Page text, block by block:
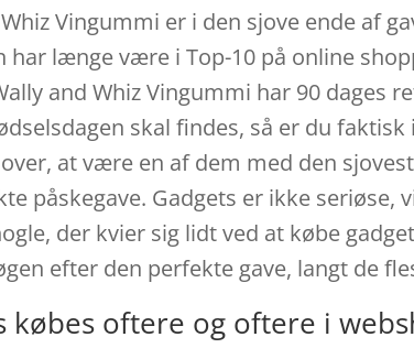
Vingummi er i den sjove ende af
har længe være i Top-10 på online
and Whiz Vingummi har 90 dages
skal findes, så er du
at være en af dem med den
påskegave. Gadgets er ikke seriøse,
der kvier sig lidt ved at købe
efter den perfekte gave, langt de
købes oftere og oftere i